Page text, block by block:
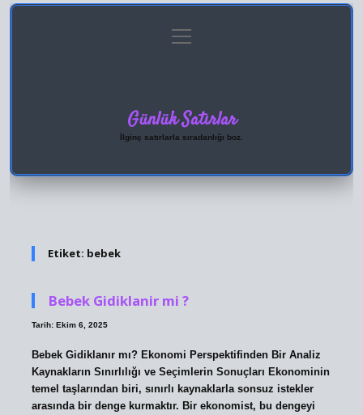
Gizlilik Politikası
menüyü
aç
Günlük Satırlar
İlginç satırlarla sıradanlığı boz.
Etiket: bebek
Bebek Gidiklanir mi ?
Tarih: Ekim 6, 2025
Bebek Gidiklanır mı? Ekonomi Perspektifinden Bir Analiz
Kaynakların Sınırlılığı ve Seçimlerin Sonuçları Ekonominin
temel taşlarından biri, sınırlı kaynaklarla sonsuz istekler
arasında bir denge kurmaktır. Bir ekonomist, bu dengeyi